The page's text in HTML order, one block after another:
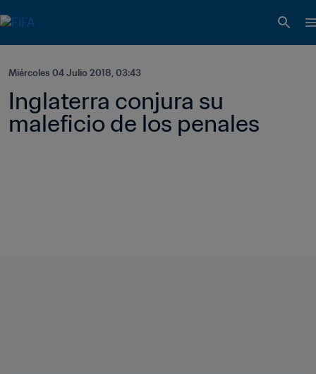
Miércoles 04 Julio 2018, 03:43
Inglaterra conjura su
maleficio de los penales